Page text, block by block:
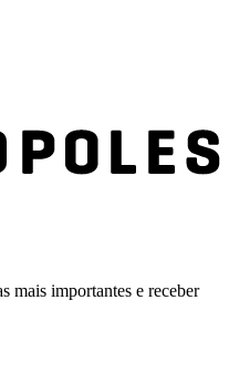
mais importantes e receber